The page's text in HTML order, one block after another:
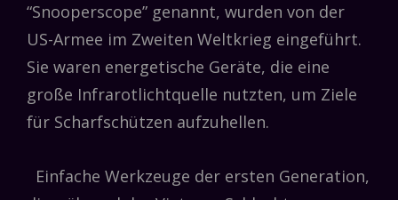
“Snooperscope” genannt, wurden von der
US-Armee im Zweiten Weltkrieg eingeführt.
Sie waren energetische Geräte, die eine
große Infrarotlichtquelle nutzten, um Ziele
für Scharfschützen aufzuhellen.
Einfache Werkzeuge der ersten Generation,